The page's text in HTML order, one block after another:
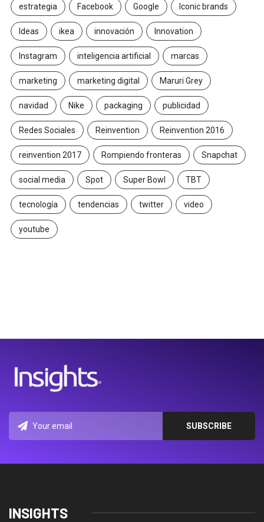
estrategia Facebook Google Iconic brands
Ideas ikea innovación Innovation
Instagram inteligencia artificial marcas
marketing marketing digital Maruri Grey
navidad Nike packaging publicidad
Redes Sociales Reinvention Reinvention 2016
reinvention 2017 Rompiendo fronteras Snapchat
social media Spot Super Bowl TBT
tecnología tendencias twitter video
youtube
INSIGHTS